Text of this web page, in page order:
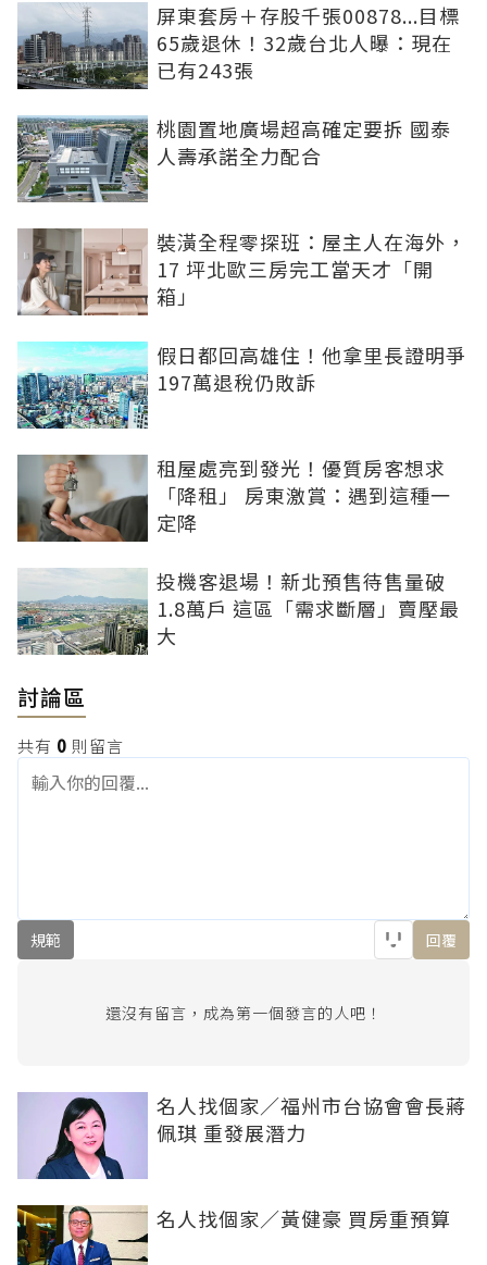
屏東套房＋存股千張00878...目標
65歲退休！32歲台北人曝：現在
已有243張
桃園置地廣場超高確定要拆 國泰
人壽承諾全力配合
裝潢全程零探班：屋主人在海外，
17 坪北歐三房完工當天才「開
箱」
假日都回高雄住！他拿里長證明爭
197萬退稅仍敗訴
租屋處亮到發光！優質房客想求
「降租」 房東激賞：遇到這種一
定降
投機客退場！新北預售待售量破
1.8萬戶 這區「需求斷層」賣壓最
大
討論區
共有 0 則留言
規範 回覆
還沒有留言，成為第一個發言的人吧！
名人找個家／福州市台協會會長蔣
佩琪 重發展潛力
名人找個家／黃健豪 買房重預算